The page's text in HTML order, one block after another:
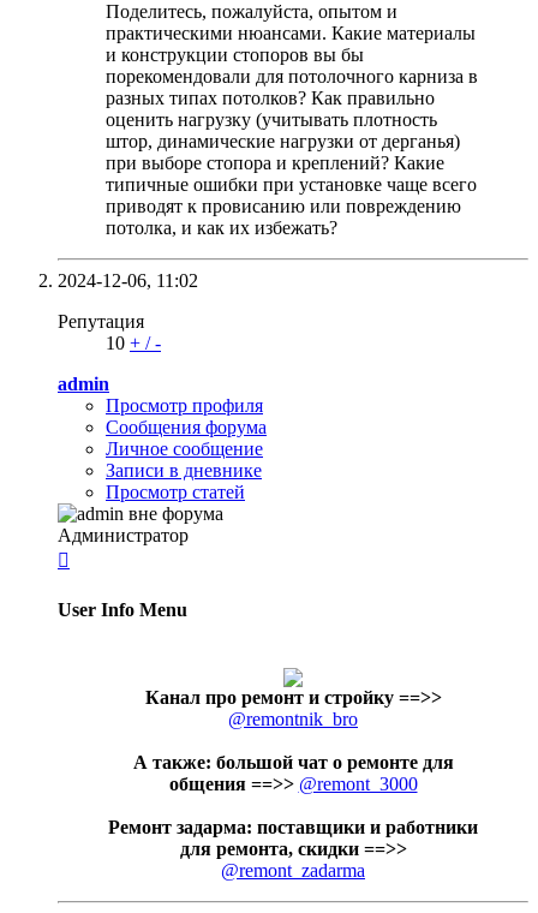
Поделитесь, пожалуйста, опытом и
практическими нюансами. Какие материалы
и конструкции стопоров вы бы
порекомендовали для потолочного карниза в
разных типах потолков? Как правильно
оценить нагрузку (учитывать плотность
штор, динамические нагрузки от дерганья)
при выборе стопора и креплений? Какие
типичные ошибки при установке чаще всего
приводят к провисанию или повреждению
потолка, и как их избежать?
2024-12-06, 11:02
Репутация
10 + /-
admin
Просмотр профиля
Сообщения форума
Личное сообщение
Записи в дневнике
Просмотр статей
Администратор

User Info Menu
Канал про ремонт и стройку ==>>
@remontnik_bro
А также: большой чат о ремонте для
общения ==>> @remont_3000
Ремонт задарма: поставщики и работники
для ремонта, скидки ==>>
@remont_zadarma